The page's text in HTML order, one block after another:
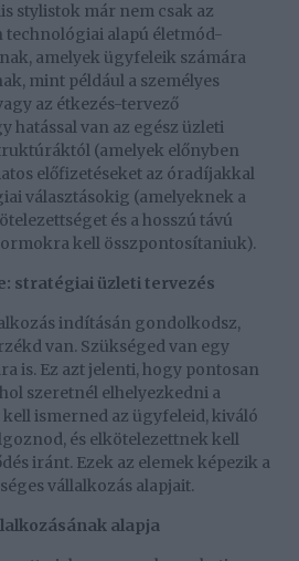
stylistok már nem csak az
technológiai alapú életmód-
amelyek ügyfeleik számára
mint például a személyes
az étkezés-tervező
hatással van az egész üzleti
(amelyek előnyben
előfizetéseket az óradíjakkal
választásokig (amelyeknek a
és a hosszú távú
kell összpontosítaniuk).
stratégiai üzleti tervezés
indításán gondolkodsz,
van. Szükséged van egy
is. Ez azt jelenti, hogy pontosan
szeretnél elhelyezkedni a
ismerned az ügyfeleid, kiváló
és elkötelezettnek kell
iránt. Ezek az elemek képezik a
vállalkozás alapjait.
alapja